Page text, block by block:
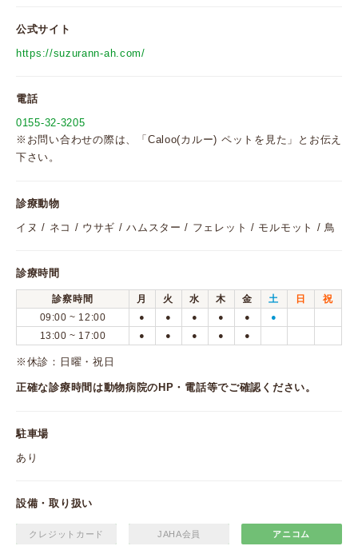
公式サイト
https://suzurann-ah.com/
電話
0155-32-3205
※お問い合わせの際は、「Caloo(カルー) ペットを見た」とお伝え
下さい。
診療動物
イヌ / ネコ / ウサギ / ハムスター / フェレット / モルモット / 鳥
診療時間
診察時間 月 火 水 木 金 土 日
祝
09:00 ~ 12:00
● ● ● ● ● ●
13:00 ~ 17:00 ● ● ● ● ●
※休診：日曜・祝日
正確な診療時間は動物病院のHP・電話等でご確認ください。
駐車場
あり
設備・取り扱い
クレジットカード JAHA会員 アニコム